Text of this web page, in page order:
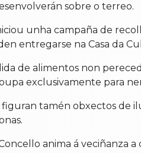
sobre o terreo.
unha campaña de
entregarse na Casa da
de alimentos non
exclusivamente para
tamén obxectos de
anima á veciñanza